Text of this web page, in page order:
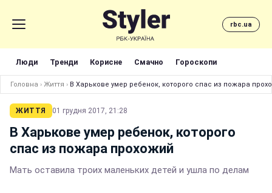
rbc.ua
Люди Тренди Корисне Смачно Гороскопи
Головна › Життя › В Харькове умер ребенок, которого спас из пожара
ЖИТТЯ 01 грудня 2017, 21:28
В Харькове умер ребенок, которого
спас из пожара прохожий
Мать оставила троих маленьких детей и ушла по делам